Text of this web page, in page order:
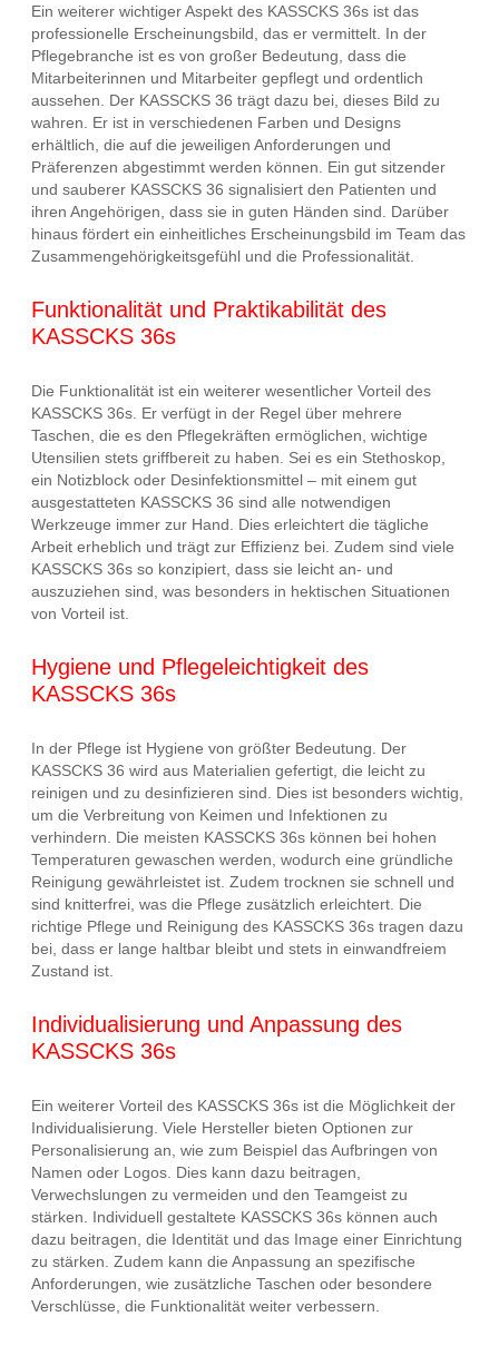
Ein weiterer wichtiger Aspekt des KASSCKS 36s ist das
professionelle Erscheinungsbild, das er vermittelt. In der
Pflegebranche ist es von großer Bedeutung, dass die
Mitarbeiterinnen und Mitarbeiter gepflegt und ordentlich
aussehen. Der KASSCKS 36 trägt dazu bei, dieses Bild zu
wahren. Er ist in verschiedenen Farben und Designs
erhältlich, die auf die jeweiligen Anforderungen und
Präferenzen abgestimmt werden können. Ein gut sitzender
und sauberer KASSCKS 36 signalisiert den Patienten und
ihren Angehörigen, dass sie in guten Händen sind. Darüber
hinaus fördert ein einheitliches Erscheinungsbild im Team das
Zusammengehörigkeitsgefühl und die Professionalität.
Funktionalität und Praktikabilität des
KASSCKS 36s
Die Funktionalität ist ein weiterer wesentlicher Vorteil des
KASSCKS 36s. Er verfügt in der Regel über mehrere
Taschen, die es den Pflegekräften ermöglichen, wichtige
Utensilien stets griffbereit zu haben. Sei es ein Stethoskop,
ein Notizblock oder Desinfektionsmittel – mit einem gut
ausgestatteten KASSCKS 36 sind alle notwendigen
Werkzeuge immer zur Hand. Dies erleichtert die tägliche
Arbeit erheblich und trägt zur Effizienz bei. Zudem sind viele
KASSCKS 36s so konzipiert, dass sie leicht an- und
auszuziehen sind, was besonders in hektischen Situationen
von Vorteil ist.
Hygiene und Pflegeleichtigkeit des
KASSCKS 36s
In der Pflege ist Hygiene von größter Bedeutung. Der
KASSCKS 36 wird aus Materialien gefertigt, die leicht zu
reinigen und zu desinfizieren sind. Dies ist besonders wichtig,
um die Verbreitung von Keimen und Infektionen zu
verhindern. Die meisten KASSCKS 36s können bei hohen
Temperaturen gewaschen werden, wodurch eine gründliche
Reinigung gewährleistet ist. Zudem trocknen sie schnell und
sind knitterfrei, was die Pflege zusätzlich erleichtert. Die
richtige Pflege und Reinigung des KASSCKS 36s tragen dazu
bei, dass er lange haltbar bleibt und stets in einwandfreiem
Zustand ist.
Individualisierung und Anpassung des
KASSCKS 36s
Ein weiterer Vorteil des KASSCKS 36s ist die Möglichkeit der
Individualisierung. Viele Hersteller bieten Optionen zur
Personalisierung an, wie zum Beispiel das Aufbringen von
Namen oder Logos. Dies kann dazu beitragen,
Verwechslungen zu vermeiden und den Teamgeist zu
stärken. Individuell gestaltete KASSCKS 36s können auch
dazu beitragen, die Identität und das Image einer Einrichtung
zu stärken. Zudem kann die Anpassung an spezifische
Anforderungen, wie zusätzliche Taschen oder besondere
Verschlüsse, die Funktionalität weiter verbessern.